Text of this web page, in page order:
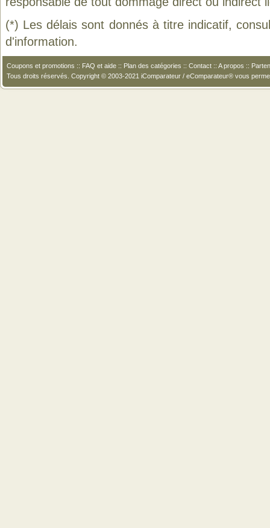
(*) Les délais sont donnés à titre indicatif,
d'information.
Coupons et promotions :: FAQ et aide :: Plan des catégories :: Contact :: A propos ::
Tous droits réservés. Copyright © 2003-2021 iComparateur / eComparateur® vous